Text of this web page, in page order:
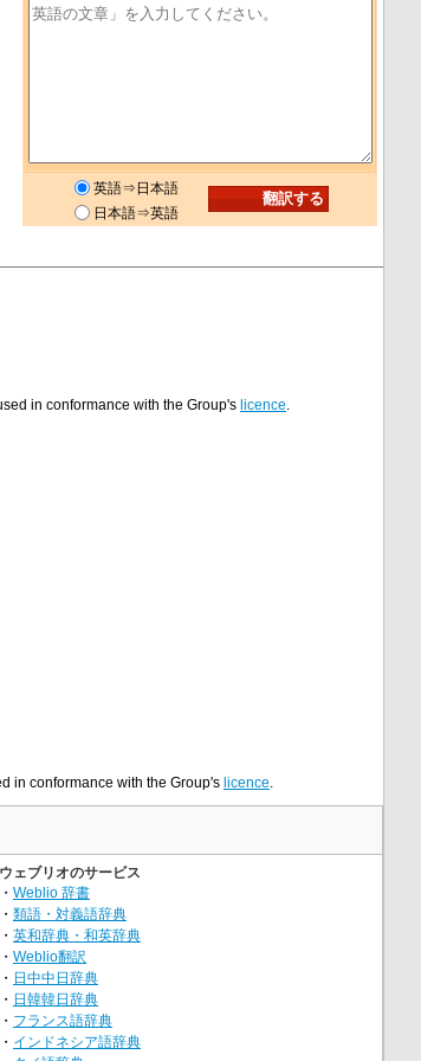
英語⇒日本語
日本語⇒英語
in conformance with the Group's licence
in conformance with the Group's licence
ウェブリオのサービス
・ Weblio 辞書
・ 類語・対義語辞典
・ 英和辞典・和英辞典
・ Weblio翻訳
・ 日中中日辞典
・ 日韓韓日辞典
・ フランス語辞典
・ インドネシア語辞典